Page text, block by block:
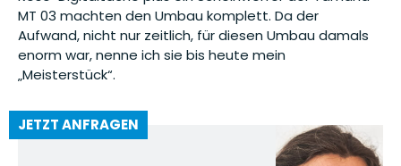
MT 03 machten den Umbau komplett. Da der
Aufwand, nicht nur zeitlich, für diesen Umbau damals
enorm war, nenne ich sie bis heute mein
„Meisterstück“.
JETZT ANFRAGEN